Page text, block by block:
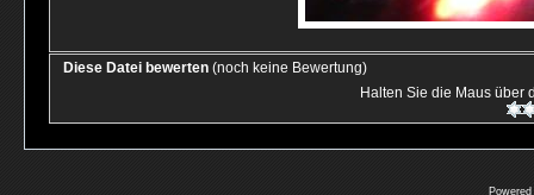
Diese Datei bewerten (noch keine Bewertung)
Halten Sie die Maus über